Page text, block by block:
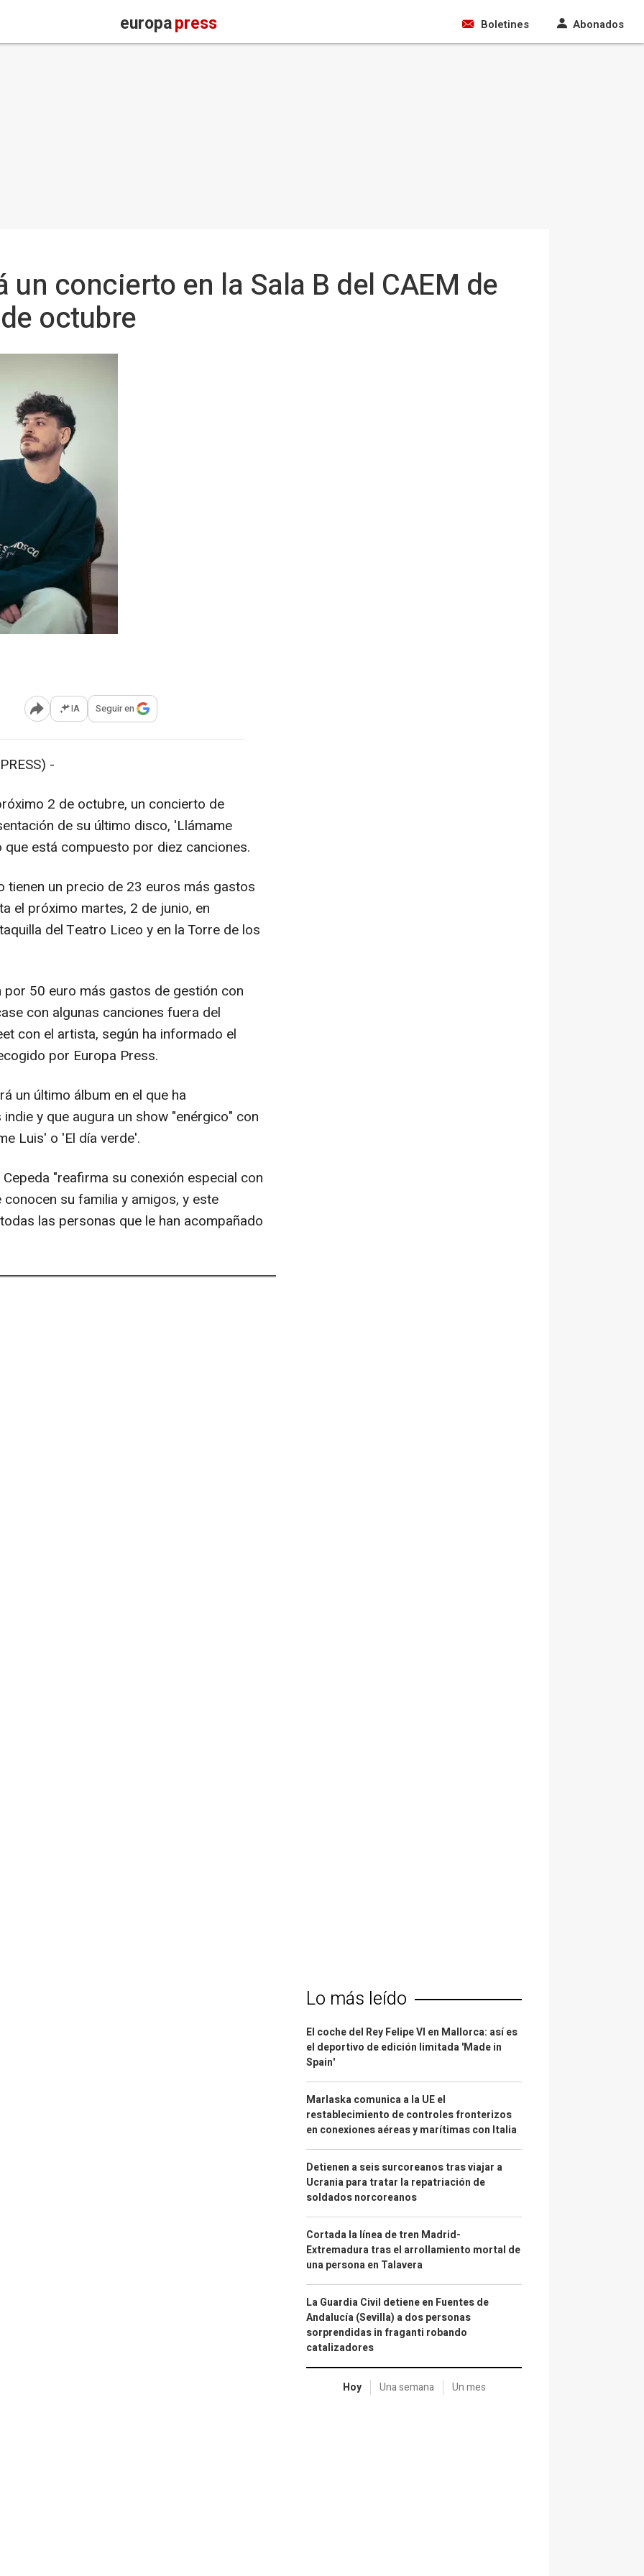
europapress Boletines Abonados
un concierto en la Sala B del CAEM de
octubre
Abrir opciones para compartir
IA Seguir en
-
2 de octubre, un concierto de
de su último disco, 'Llámame
está compuesto por diez canciones.
tienen un precio de 23 euros más gastos
el próximo martes, 2 de junio, en
del Teatro Liceo y en la Torre de los
por 50 euro más gastos de gestión con
con algunas canciones fuera del
con el artista, según ha informado el
por Europa Press.
un último álbum en el que ha
y que augura un show "enérgico" con
Luis' o 'El día verde'.
"reafirma su conexión especial con
su familia y amigos, y este
las personas que le han acompañado
Lo más leído
El coche del Rey Felipe VI en Mallorca: así es
el deportivo de edición limitada 'Made in
Spain'
Marlaska comunica a la UE el
restablecimiento de controles fronterizos
en conexiones aéreas y marítimas con Italia
Detienen a seis surcoreanos tras viajar a
Ucrania para tratar la repatriación de
soldados norcoreanos
Cortada la línea de tren Madrid-
Extremadura tras el arrollamiento mortal de
una persona en Talavera
La Guardia Civil detiene en Fuentes de
Andalucía (Sevilla) a dos personas
sorprendidas in fraganti robando
catalizadores
Hoy Una semana Un mes